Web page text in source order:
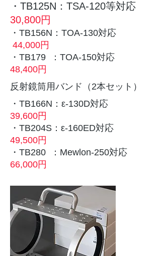
・TB125N：TSA-120等対応
30,800円
・TB156N：TOA-130対応
44,000円
・TB179 ：TOA-150対応
48,400円
​反射鏡筒用バンド（2本セット）
・TB166N：ε-130D対応
39,600円
・TB204S：ε-160ED対応
49,500円
・TB280 ：Mewlon-250対応
66,000円